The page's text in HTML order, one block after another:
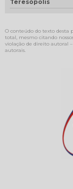
Teresópolis
O conteúdo do texto desta
total, mesmo citando
violação de direito autoral
autorais